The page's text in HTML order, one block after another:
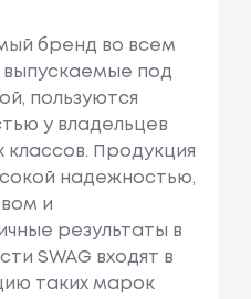
бренд во всем
выпускаемые под
пользуются
у владельцев
Продукция
надежностью,
и
результаты в
SWAG входят в
таких марок